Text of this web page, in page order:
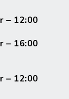
– 12:00
– 16:00
– 12:00